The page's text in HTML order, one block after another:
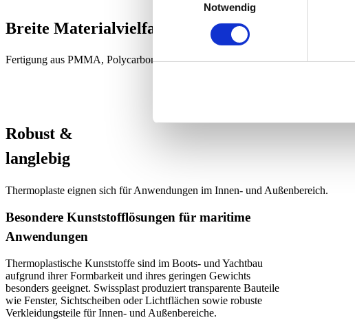
Notwendig
Breite Materialvielfalt
Fertigung aus PMMA, Polycarbonat, ABS, PETG und weiteren Thermoplasten.
Robust &
langlebig
Thermoplaste eignen sich für Anwendungen im Innen- und Außenbereich.
Besondere Kunststofflösungen für maritime
Anwendungen
Thermoplastische Kunststoffe sind im Boots- und Yachtbau
aufgrund ihrer Formbarkeit und ihres geringen Gewichts
besonders geeignet. Swissplast produziert transparente Bauteile
wie Fenster, Sichtscheiben oder Lichtflächen sowie robuste
Verkleidungsteile für Innen- und Außenbereiche.